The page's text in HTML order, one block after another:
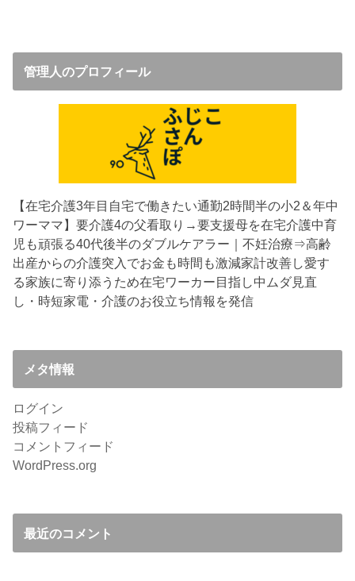
管理人のプロフィール
【在宅介護3年目 自宅で働きたい通勤2時間半の小2＆年中
ワーママ】要介護4の父看取り→要支援母を在宅介護中育
児も頑張る40代後半のダブルケアラー｜不妊治療⇒高齢
出産からの介護突入でお金も時間も激減家計改善し愛す
る家族に寄り添うため在宅ワーカー目指し中 ムダ見直
し・時短家電・介護のお役立ち情報を発信
メタ情報
ログイン
投稿フィード
コメントフィード
WordPress.org
最近のコメント